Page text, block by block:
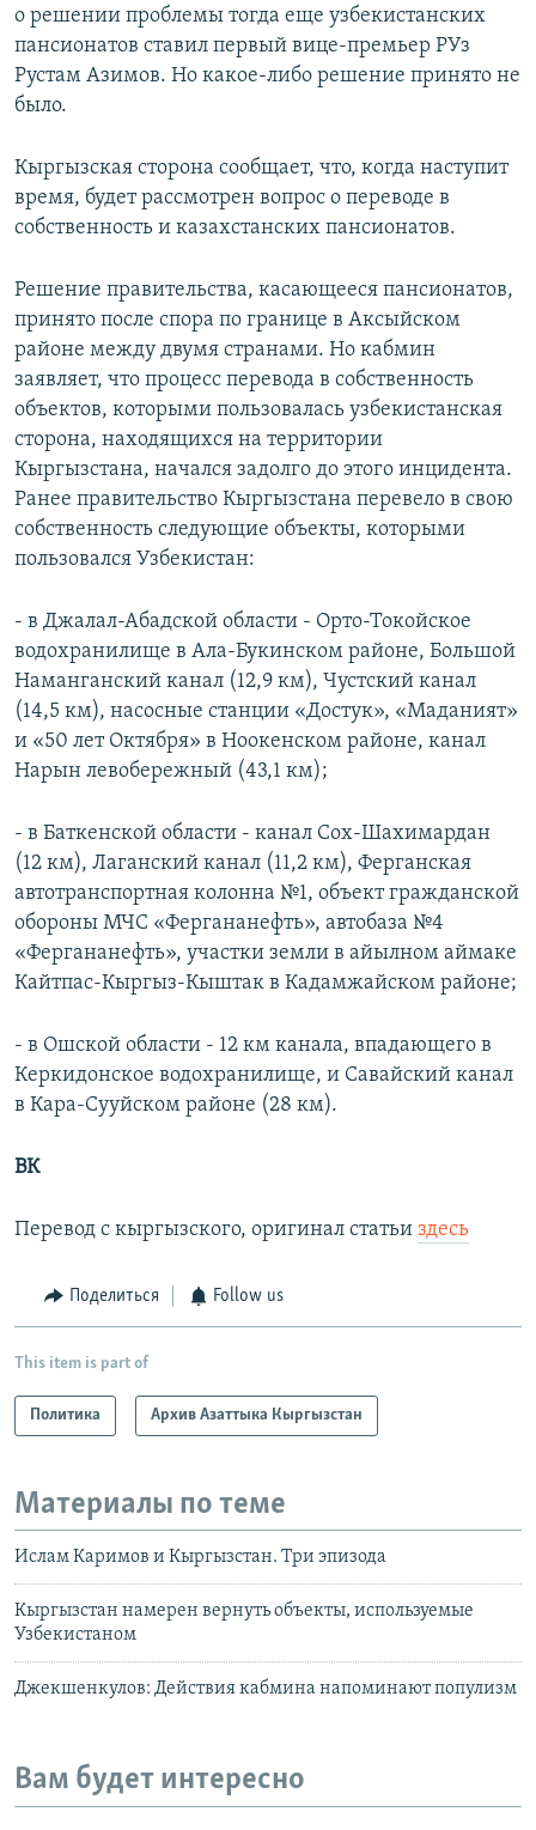
о решении проблемы тогда еще узбекистанских
пансионатов ставил первый вице-премьер РУз
Рустам Азимов. Но какое-либо решение принято не
было.
Кыргызская сторона сообщает, что, когда наступит
время, будет рассмотрен вопрос о переводе в
собственность и казахстанских пансионатов.
Решение правительства, касающееся пансионатов,
принято после спора по границе в Аксыйском
районе между двумя странами. Но кабмин
заявляет, что процесс перевода в собственность
объектов, которыми пользовалась узбекистанская
сторона, находящихся на территории
Кыргызстана, начался задолго до этого инцидента.
Ранее правительство Кыргызстана перевело в свою
собственность следующие объекты, которыми
пользовался Узбекистан:
- в Джалал-Абадской области - Орто-Токойское
водохранилище в Ала-Букинском районе, Большой
Наманганский канал (12,9 км), Чустский канал
(14,5 км), насосные станции «Достук», «Маданият»
и «50 лет Октября» в Ноокенском районе, канал
Нарын левобережный (43,1 км);
- в Баткенской области - канал Сох-Шахимардан
(12 км), Лаганский канал (11,2 км), Ферганская
автотранспортная колонна №1, объект гражданской
обороны МЧС «Фергананефть», автобаза №4
«Фергананефть», участки земли в айылном аймаке
Кайтпас-Кыргыз-Кыштак в Кадамжайском районе;
- в Ошской области - 12 км канала, впадающего в
Керкидонское водохранилище, и Савайский канал
в Кара-Сууйском районе (28 км).
ВК
Перевод с кыргызского, оригинал статьи здесь
Поделиться Follow us
This item is part of
Политика Архив Азаттыка Кыргызстан
Материалы по теме
Ислам Каримов и Кыргызстан. Три эпизода
Кыргызстан намерен вернуть объекты, используемые
Узбекистаном
Джекшенкулов: Действия кабмина напоминают популизм
Вам будет интересно